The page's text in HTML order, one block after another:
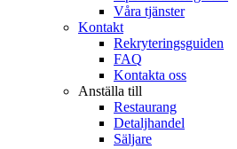
Våra tjänster
Kontakt
Rekryteringsguiden
FAQ
Kontakta oss
Anställa till
Restaurang
Detaljhandel
Säljare